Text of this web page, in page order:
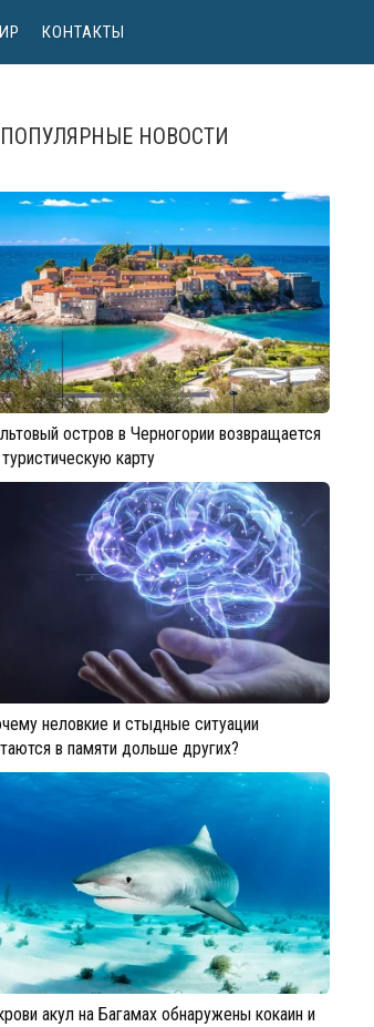
КОНТАКТЫ
ПОПУЛЯРНЫЕ НОВОСТИ
остров в Черногории возвращается
карту
неловкие и стыдные ситуации
в памяти дольше других?
акул на Багамах обнаружены кокаин и